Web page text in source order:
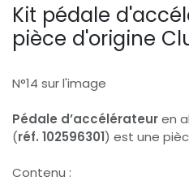
Kit pédale
pièce d'origine
N°14 sur l'image
Pédale d’accélérateuren
(réf. 102596301) est une
Contenu :